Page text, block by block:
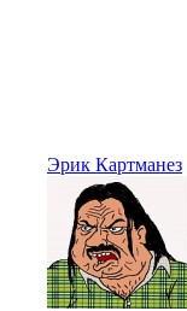
Эрик Картманез